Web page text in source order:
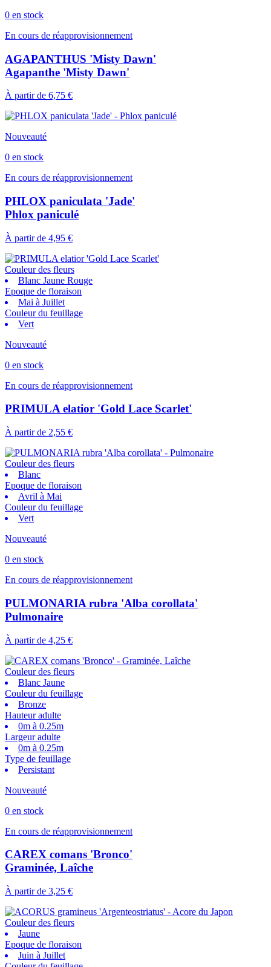
0 en stock
En cours de réapprovisionnement
AGAPANTHUS 'Misty Dawn'
Agapanthe 'Misty Dawn'
À partir de 6,75 €
Nouveauté
0 en stock
En cours de réapprovisionnement
PHLOX paniculata 'Jade'
Phlox paniculé
À partir de 4,95 €
Couleur des fleurs
Blanc Jaune Rouge
Epoque de floraison
Mai à Juillet
Couleur du feuillage
Vert
Nouveauté
0 en stock
En cours de réapprovisionnement
PRIMULA elatior 'Gold Lace Scarlet'
À partir de 2,55 €
Couleur des fleurs
Blanc
Epoque de floraison
Avril à Mai
Couleur du feuillage
Vert
Nouveauté
0 en stock
En cours de réapprovisionnement
PULMONARIA rubra 'Alba corollata'
Pulmonaire
À partir de 4,25 €
Couleur des fleurs
Blanc Jaune
Couleur du feuillage
Bronze
Hauteur adulte
0m à 0.25m
Largeur adulte
0m à 0.25m
Type de feuillage
Persistant
Nouveauté
0 en stock
En cours de réapprovisionnement
CAREX comans 'Bronco'
Graminée, Laîche
À partir de 3,25 €
Couleur des fleurs
Jaune
Epoque de floraison
Juin à Juillet